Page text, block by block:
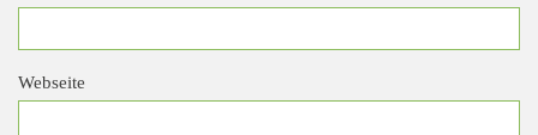
Webseite